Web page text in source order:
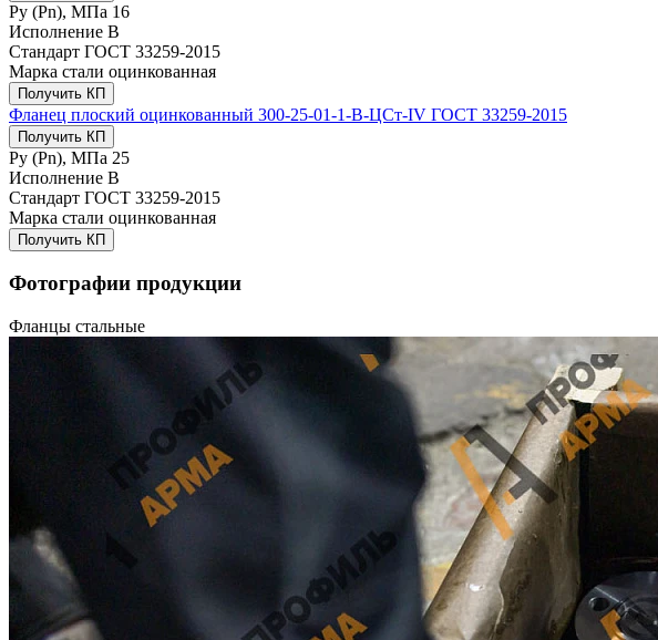
Ру (Рn), МПа 16
Исполнение B
Стандарт ГОСТ 33259-2015
Марка стали оцинкованная
Получить КП
Фланец плоский оцинкованный 300-25-01-1-B-ЦСт-IV ГОСТ 33259-2015
Получить КП
Ру (Рn), МПа 25
Исполнение B
Стандарт ГОСТ 33259-2015
Марка стали оцинкованная
Получить КП
Фотографии продукции
Фланцы стальные